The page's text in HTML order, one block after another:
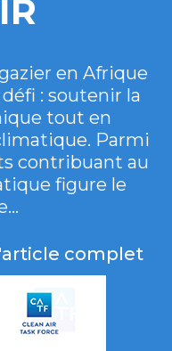
en Afrique
: soutenir la
tout en
Parmi
contribuant au
figure le
complet